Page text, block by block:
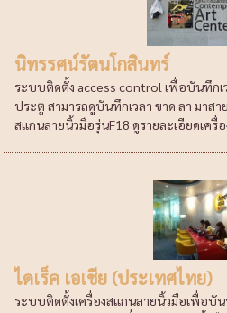
นิทรรศน์รัตนโกสินทร์
ระบบติดตั้ง access control เพื่อบันทึกเ
ประตู สามารถดูบันทึกเวลา ขาด ลา มาสา
สแกนลายนิ้วมือรุ่นF18 ดูรายละเอียดเครื่
ไดเร็ค เอเชีย (ประเทศไทย)
ระบบติดตั้งเครื่องสแกนลายนิ้วมือเพื่อบั